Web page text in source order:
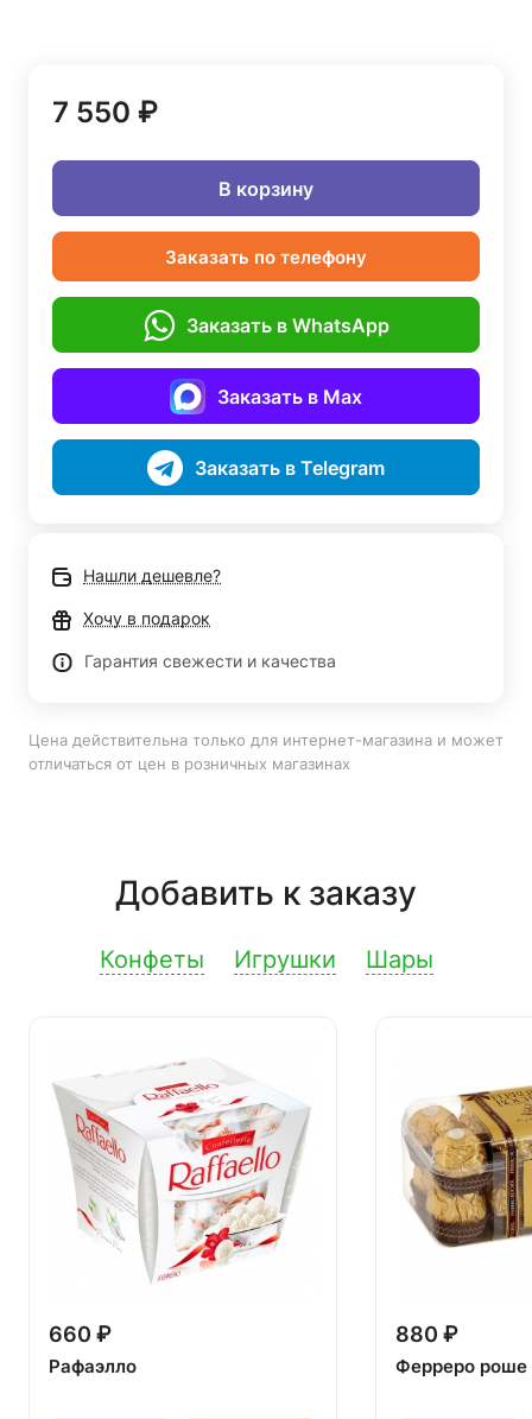
7 550 ₽
В корзину
Заказать по телефону
Заказать в WhatsApp
Заказать в Max
Заказать в Telegram
Нашли дешевле?
Хочу в подарок
Гарантия свежести и качества
Цена действительна только для интернет-магазина и может
отличаться от цен в розничных магазинах
Добавить к заказу
Конфеты Игрушки Шары
660 ₽
Рафаэлло
880 ₽
Ферреро роше